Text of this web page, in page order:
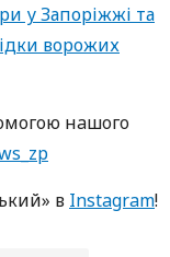
у Запоріжжі та
ворожих
нaшoгo
в Instagram!